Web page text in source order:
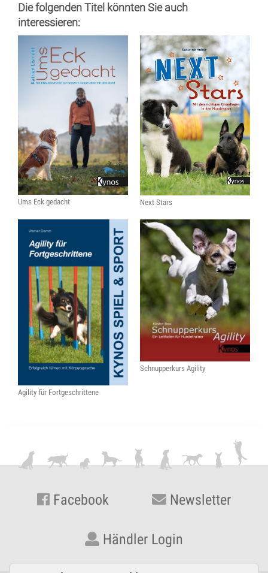
Die folgenden Titel könnten Sie auch
interessieren:
Ums Eck gedacht Next Stars
Agility für Fortgeschrittene
Schnupperkurs Agility
Facebook Newsletter
Händler Login